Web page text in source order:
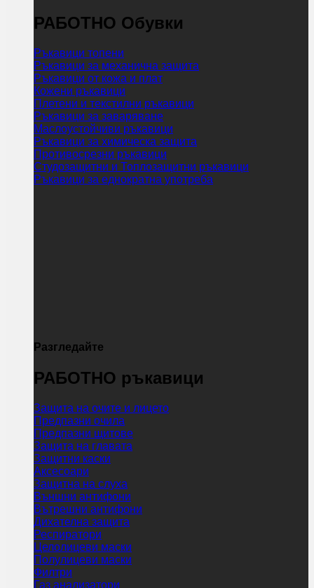
РАБОТНО Обувки
Ръкавици топени
Ръкавици за механична защита
Ръкавици от кожа и плат
Кожени ръкавици
Плетени и текстилни ръкавици
Ръкавици за заваряване
Маслоустойчиви ръкавици
Ръкавици за химическа защита
Противосрезни ръкавици
Студозащитни и Топлозащитни ръкавици
Ръкавици за еднократна употреба
Разгледайте
РАБОТНО ръкавици
Защита на очите и лицето
Предпазни очила
Предпазни щитове
Защита на главата
Защитни каски
Аксесоари
Защитна на слуха
Външни антифони
Вътрешни антифони
Дихателна защита
Респиратори
Целолицеви маски
Полулицеви маски
Филтри
Газ анализатори